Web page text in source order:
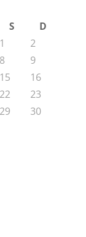
S
D
1
2
8
9
15
16
22
23
29
30